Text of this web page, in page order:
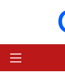
primario